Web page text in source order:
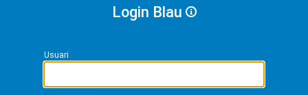
Login Blau
Usuari